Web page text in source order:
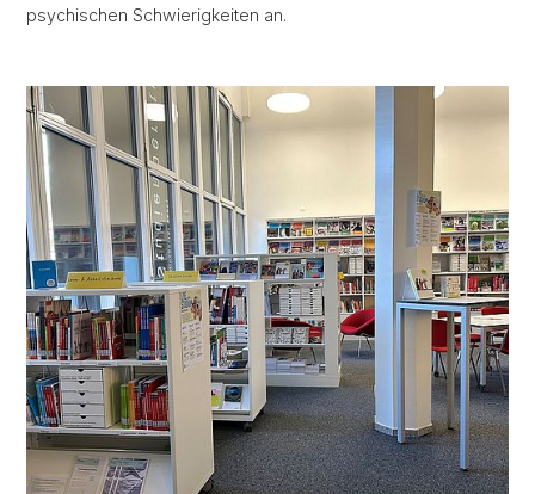
psychischen Schwierigkeiten an.